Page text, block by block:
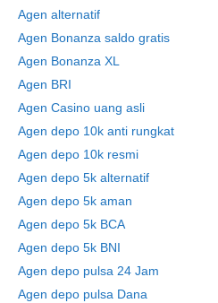
Agen alternatif
Agen Bonanza saldo gratis
Agen Bonanza XL
Agen BRI
Agen Casino uang asli
Agen depo 10k anti rungkat
Agen depo 10k resmi
Agen depo 5k alternatif
Agen depo 5k aman
Agen depo 5k BCA
Agen depo 5k BNI
Agen depo pulsa 24 Jam
Agen depo pulsa Dana